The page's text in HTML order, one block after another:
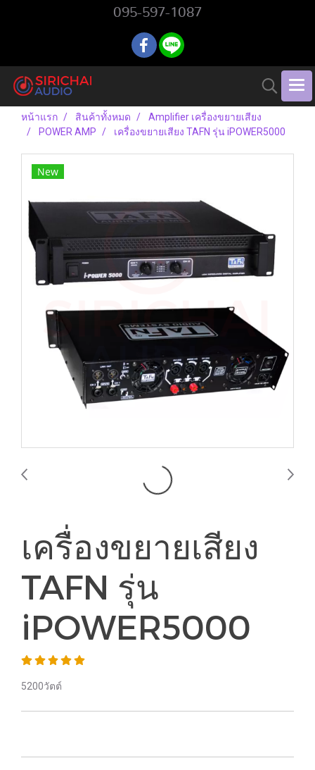
095-597-1087
หน้าแรก สินค้าทั้งหมด
Amplifier เครื่องขยายเสียง
POWER AMP
เครื่องขยายเสียง TAFN รุ่น iPOWER5000
New
เครื่องขยายเสียง
TAFN รุ่น
iPOWER5000
5200วัตต์